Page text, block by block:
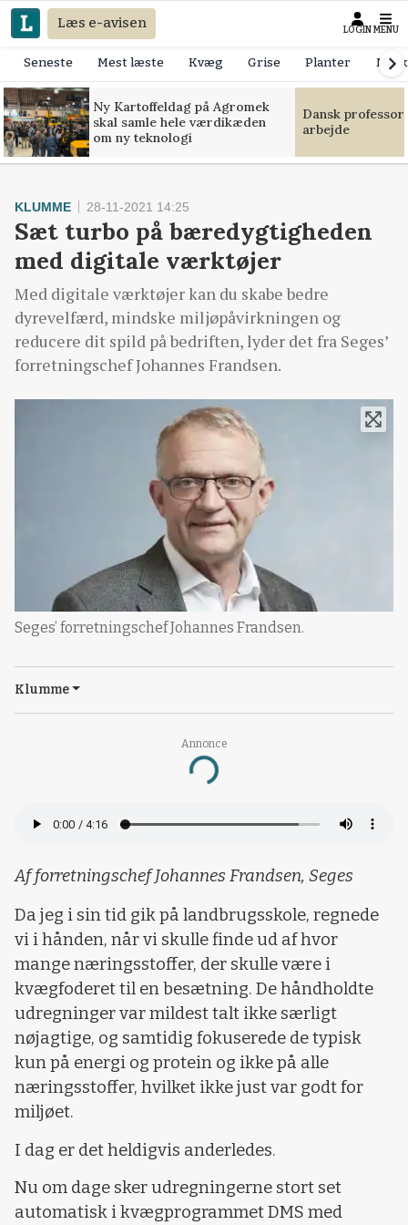
Læs e-avisen LOGIN MENU
Seneste Mest læste Kvæg Grise Planter
Ny Kartoffeldag på Agromek
skal samle hele værdikæden
om ny teknologi
Dansk
arbejde
Annonce
Loading...
KLUMME 28-11-2021 14:25
Sæt turbo på bæredygtigheden
med digitale værktøjer
Med digitale værktøjer kan du skabe bedre
dyrevelfærd, mindske miljøpåvirkningen og
reducere dit spild på bedriften, lyder det fra Seges’
forretningschef Johannes Frandsen.
Seges’ forretningschef Johannes Frandsen.
Klumme
Af forretningschef Johannes Frandsen, Seges
Da jeg i sin tid gik på landbrugsskole, regnede
vi i hånden, når vi skulle finde ud af hvor
mange næringsstoffer, der skulle være i
kvægfoderet til en besætning. De håndholdte
udregninger var mildest talt ikke særligt
nøjagtige, og samtidig fokuserede de typisk
kun på energi og protein og ikke på alle
næringsstoffer, hvilket ikke just var godt for
miljøet.
I dag er det heldigvis anderledes.
Nu om dage sker udregningerne stort set
automatisk i kvægprogrammet DMS med